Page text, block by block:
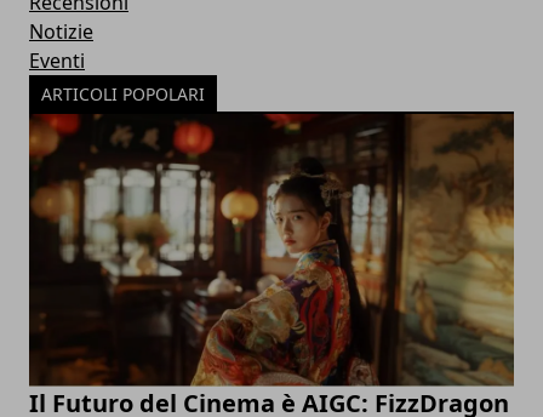
Notizie
Eventi
ARTICOLI POPOLARI
Il Futuro del Cinema è AIGC: FizzDragon